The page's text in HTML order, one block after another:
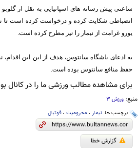
یورو غرامت از نیمار را نیز مطرح کرده است.
به ادعای باشگاه سانتوس، هدف از این این
حفظ منافع سانتوس بوده است.
برای مشاهده مطالب ورزشی ما را در کانال
منبع: ورزش 3
برچسب ها: نیمار، محرومیت، فوتبال
گزارش خطا